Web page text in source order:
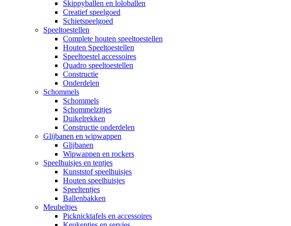
Skippyballen en loloballen
Creatief speelgoed
Schietspeelgoed
Speeltoestellen
Complete houten speeltoestellen
Houten Speeltoestellen
Speeltoestel accessoires
Quadro speeltoestellen
Constructie
Onderdelen
Schommels
Schommels
Schommelzitjes
Duikelrekken
Constructie onderdelen
Glijbanen en wipwappen
Glijbanen
Wipwappen en rockers
Speelhuisjes en tentjes
Kunststof speelhuisjes
Houten speelhuisjes
Speeltentjes
Ballenbakken
Meubeltjes
Picknicktafels en accessoires